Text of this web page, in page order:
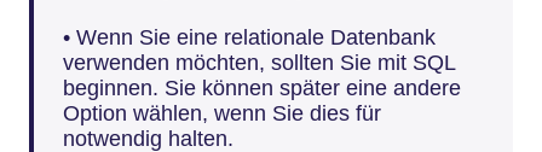
• Wenn Sie eine relationale Datenbank
verwenden möchten, sollten Sie mit SQL
beginnen. Sie können später eine andere
Option wählen, wenn Sie dies für
notwendig halten.